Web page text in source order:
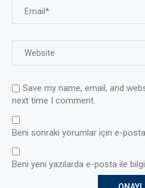
Save my name, email, and
next time I comment.
Beni sonraki yorumlar için e-
Beni yeni yazılarda e-posta ile